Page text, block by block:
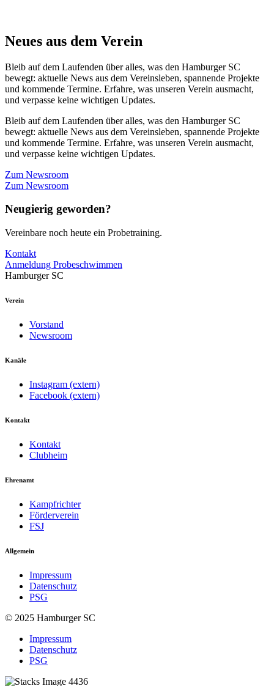
Neues aus dem Verein
Bleib auf dem Laufenden über alles, was den Hamburger SC
bewegt: aktuelle News aus dem Vereinsleben, spannende Projekte
und kommende Termine. Erfahre, was unseren Verein ausmacht,
und verpasse keine wichtigen Updates.
Bleib auf dem Laufenden über alles, was den Hamburger SC
bewegt: aktuelle News aus dem Vereinsleben, spannende Projekte
und kommende Termine. Erfahre, was unseren Verein ausmacht,
und verpasse keine wichtigen Updates.
Zum Newsroom
Zum Newsroom
Neugierig geworden?
Vereinbare noch heute ein Probetraining.
Kontakt
Anmeldung Probeschwimmen
Hamburger SC
Verein
Vorstand
Newsroom
Kanäle
Instagram (extern)
Facebook (extern)
Kontakt
Kontakt
Clubheim
Ehrenamt
Kampfrichter
Förderverein
FSJ
Allgemein
Impressum
Datenschutz
PSG
© 2025 Hamburger SC
Impressum
Datenschutz
PSG